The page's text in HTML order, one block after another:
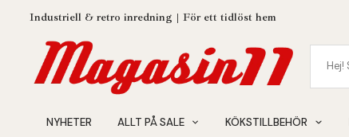
Industriell & retro inredning | För ett tidlöst hem
NYHETER ALLT PÅ SALE KÖKSTILLBEHÖR